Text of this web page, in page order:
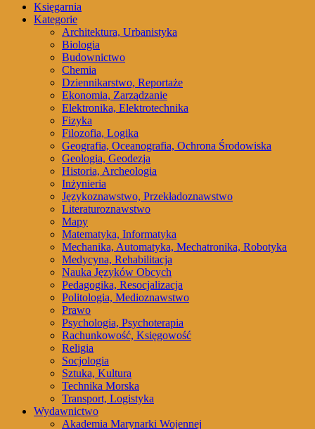
Księgarnia
Kategorie
Architektura, Urbanistyka
Biologia
Budownictwo
Chemia
Dziennikarstwo, Reportaże
Ekonomia, Zarządzanie
Elektronika, Elektrotechnika
Fizyka
Filozofia, Logika
Geografia, Oceanografia, Ochrona Środowiska
Geologia, Geodezja
Historia, Archeologia
Inżynieria
Językoznawstwo, Przekładoznawstwo
Literaturoznawstwo
Mapy
Matematyka, Informatyka
Mechanika, Automatyka, Mechatronika, Robotyka
Medycyna, Rehabilitacja
Nauka Języków Obcych
Pedagogika, Resocjalizacja
Politologia, Medioznawstwo
Prawo
Psychologia, Psychoterapia
Rachunkowość, Księgowość
Religia
Socjologia
Sztuka, Kultura
Technika Morska
Transport, Logistyka
Wydawnictwo
Akademia Marynarki Wojennej